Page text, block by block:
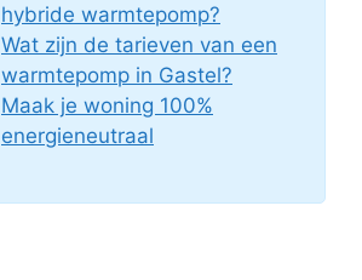
hybride warmtepomp?
Wat zijn de tarieven van een
warmtepomp in Gastel?
Maak je woning 100%
energieneutraal